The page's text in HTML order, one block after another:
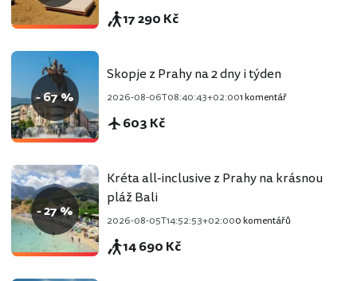
17 290 Kč
- 67 %
Skopje z Prahy na 2 dny i týden
2026-08-06T08:40:43+02:001 komentář
603 Kč
- 27 %
Kréta all-inclusive z Prahy na krásnou
pláž Bali
2026-08-05T14:52:53+02:000 komentářů
14 690 Kč